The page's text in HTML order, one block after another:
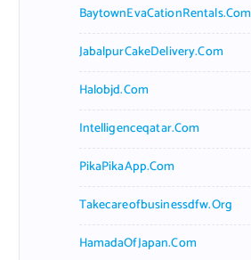
BaytownEvaCationRentals.com
JabalpurCakeDelivery.com
Halobjd.com
Intelligenceqatar.com
PikaPikaApp.com
Takecareofbusinessdfw.org
HamadaOfJapan.com